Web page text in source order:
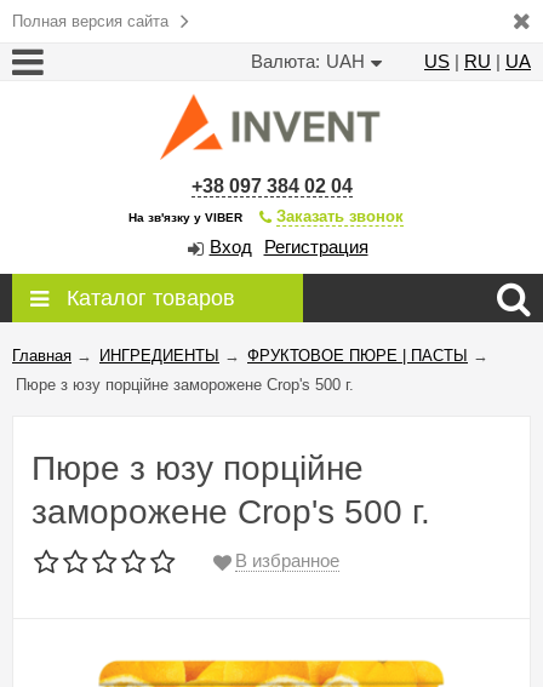
Полная версия сайта
Валюта: UAH US | RU | UA
+38 097 384 02 04
На зв'язку у VIBER Заказать звонок
Вход Регистрация
Каталог товаров
Главная → ИНГРЕДИЕНТЫ → ФРУКТОВОЕ ПЮРЕ | ПАСТЫ
→
Пюре з юзу порційне заморожене Crop's 500 г.
Пюре з юзу порційне
заморожене Crop's 500 г.
В избранное